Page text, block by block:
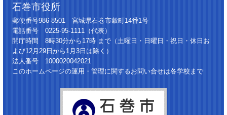
石巻市役所
郵便番号986-8501 宮城県石巻市穀町14番1号
電話番号 0225-95-1111（代表）
開庁時間 8時30分から17時 まで（土曜日・日曜日・祝日・休日お
よび12月29日から1月3日は除く）
法人番号 1000020042021
このホームページの運用・管理に関するお問い合せは各学校まで